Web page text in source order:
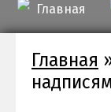
Главная
Главная